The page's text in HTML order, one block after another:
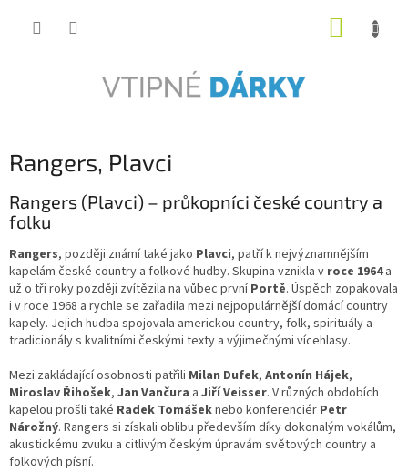
Rangers, Plavci
Rangers (Plavci) – průkopníci české country a
folku
Rangers, později známí také jako Plavci, patří k nejvýznamnějším
kapelám české country a folkové hudby. Skupina vznikla v roce 1964a
už o tři roky později zvítězila na vůbec prvníPortě. Úspěch zopakovala
i v roce 1968 a rychle se zařadila mezi nejpopulárnější domácí country
kapely. Jejich hudba spojovala americkou country, folk, spirituály a
tradicionály s kvalitními českými texty a výjimečnými vícehlasy.
Mezi zakládající osobnosti patřili Milan Dufek, Antonín Hájek,
Miroslav Řihošek, Jan Vančura a Jiří Veisser. V různých obdobích
kapelou prošli také Radek Tomášeknebo konferenciér Petr
Nárožný. Rangers si získali oblibu především díky dokonalým vokálům,
akustickému zvuku a citlivým českým úpravám světových country a
folkových písní.